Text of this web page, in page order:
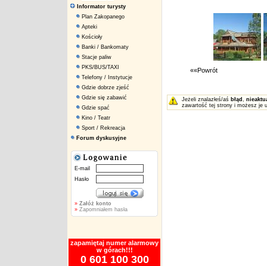
Informator turysty
Plan Zakopanego
Apteki
Kościoły
Banki / Bankomaty
Stacje paliw
PKS/BUS/TAXI
Telefony / Instytucje
Gdzie dobrze zjeść
Gdzie się zabawić
Gdzie spać
Kino / Teatr
Sport / Rekreacja
Forum dyskusyjne
E-mail
Hasło
» Załóż konto
» Zapomniałem hasła
zapamiętaj numer alarmowy
w górach!!!
0 601 100 300
««Powrót
Jeżeli znalazłeś/aś błąd ,
zawartość tej strony i możesz je